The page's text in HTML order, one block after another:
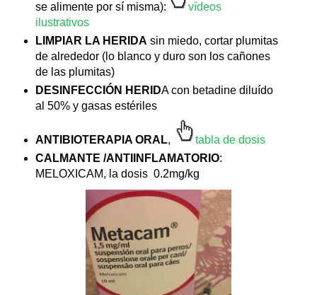
se alimente por sí misma):
vídeos
ilustrativos
LIMPIAR LA HERIDA sin miedo, cortar plumitas
de alrededor (lo blanco y duro son los cañones
de las plumitas)
DESINFECCIÓN HERIDA con betadine diluído
al 50% y gasas estériles
ANTIBIOTERAPIA ORAL, tabla de dosis
CALMANTE /ANTIINFLAMATORIO:
MELOXICAM, la dosis 0.2mg/kg